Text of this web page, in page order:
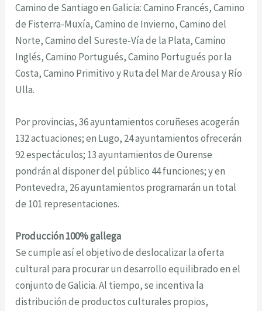
Camino de Santiago en Galicia: Camino Francés, Camino
de Fisterra-Muxía, Camino de Invierno, Camino del
Norte, Camino del Sureste-Vía de la Plata, Camino
Inglés, Camino Portugués, Camino Portugués por la
Costa, Camino Primitivo y Ruta del Mar de Arousa y Río
Ulla.
Por provincias, 36 ayuntamientos coruñeses acogerán
132 actuaciones; en Lugo, 24 ayuntamientos ofrecerán
92 espectáculos; 13 ayuntamientos de Ourense
pondrán al disponer del público 44 funciones; y en
Pontevedra, 26 ayuntamientos programarán un total
de 101 representaciones.
Producción 100% gallega
Se cumple así el objetivo de deslocalizar la oferta
cultural para procurar un desarrollo equilibrado en el
conjunto de Galicia. Al tiempo, se incentiva la
distribución de productos culturales propios,